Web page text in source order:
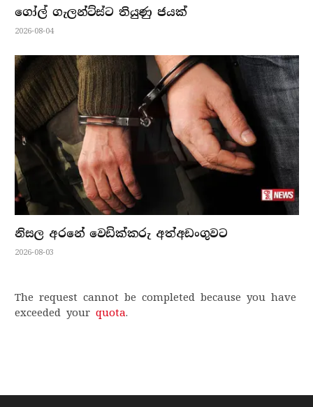
ගෝල් ගැලන්ට්ස්ට තියුණු ජයක්
2026-08-04
නිසල අරනේ වෙඩික්කරු අත්අඩංගුවට
2026-08-03
The request cannot be completed because you have
exceeded your quota.